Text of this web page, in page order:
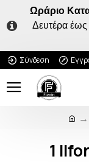
Ωράριο
Δευτέρα
Σύνδεση
1